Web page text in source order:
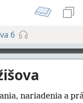
6
nariadenia a